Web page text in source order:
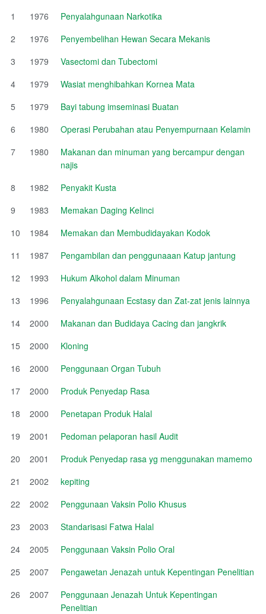
1
1976
Penyalahgunaan Narkotika
2
1976
Penyembelihan Hewan Secara Mekanis
3
1979
Vasectomi dan Tubectomi
4
1979
Wasiat menghibahkan Kornea Mata
5
1979
Bayi tabung imseminasi Buatan
6
1980
Operasi Perubahan atau Penyempurnaan Kelamin
7
1980
Makanan dan minuman yang bercampur dengan
najis
8
1982
Penyakit Kusta
9
1983
Memakan Daging Kelinci
10
1984
Memakan dan Membudidayakan Kodok
11
1987
Pengambilan dan penggunaaan Katup jantung
12
1993
Hukum Alkohol dalam Minuman
13
1996
Penyalahgunaan Ecstasy dan Zat-zat jenis lainnya
14
2000
Makanan dan Budidaya Cacing dan jangkrik
15
2000
Kloning
16
2000
Penggunaan Organ Tubuh
17
2000
Produk Penyedap Rasa
18
2000
Penetapan Produk Halal
19
2001
Pedoman pelaporan hasil Audit
20
2001
Produk Penyedap rasa yg menggunakan mamemo
21
2002
kepiting
22
2002
Penggunaan Vaksin Polio Khusus
23
2003
Standarisasi Fatwa Halal
24
2005
Penggunaan Vaksin Polio Oral
25
2007
Pengawetan Jenazah untuk Kepentingan Penelitian
26
2007
Penggunaan Jenazah Untuk Kepentingan
Penelitian